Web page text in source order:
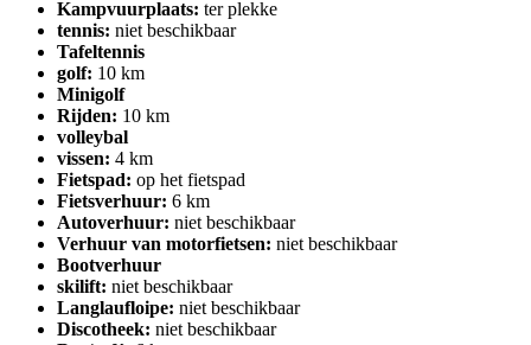
Kampvuurplaats: ter plekke
tennis: niet beschikbaar
Tafeltennis
golf: 10 km
Minigolf
Rijden: 10 km
volleybal
vissen: 4 km
Fietspad: op het fietspad
Fietsverhuur: 6 km
Autoverhuur: niet beschikbaar
Verhuur van motorfietsen: niet beschikbaar
Bootverhuur
skilift: niet beschikbaar
Langlaufloipe: niet beschikbaar
Discotheek: niet beschikbaar